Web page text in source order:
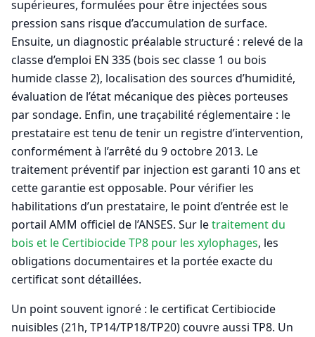
supérieures, formulées pour être injectées sous
pression sans risque d’accumulation de surface.
Ensuite, un diagnostic préalable structuré : relevé de la
classe d’emploi EN 335 (bois sec classe 1 ou bois
humide classe 2), localisation des sources d’humidité,
évaluation de l’état mécanique des pièces porteuses
par sondage. Enfin, une traçabilité réglementaire : le
prestataire est tenu de tenir un registre d’intervention,
conformément à l’arrêté du 9 octobre 2013. Le
traitement préventif par injection est garanti 10 ans et
cette garantie est opposable. Pour vérifier les
habilitations d’un prestataire, le point d’entrée est le
portail AMM officiel de l’ANSES. Sur letraitement du
bois et le Certibiocide TP8 pour les xylophages, les
obligations documentaires et la portée exacte du
certificat sont détaillées.
Un point souvent ignoré : le certificat Certibiocide
nuisibles (21h, TP14/TP18/TP20) couvre aussi TP8. Un